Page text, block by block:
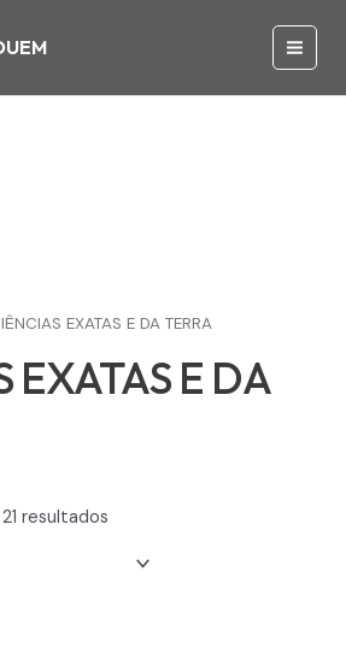
Main
EXATAS E DA TERRA
EXATAS E DA
resultados